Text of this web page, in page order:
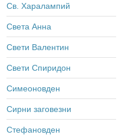
Св. Харалампий
Света Анна
Свети Валентин
Свети Спиридон
Симеоновден
Сирни заговезни
Стефановден